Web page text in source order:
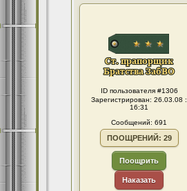
ID пользователя #1306
Зарегистрирован: 26.03.08 :
16:31
Сообщений: 691
ПООЩРЕНИЙ: 29
Поощрить
Наказать